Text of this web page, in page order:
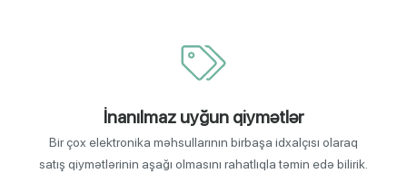
İnanılmaz uyğun qiymətlər
Bir çox elektronika məhsullarının birbaşa idxalçısı olaraq
satış qiymətlərinin aşağı olmasını rahatlıqla təmin edə bilirik.